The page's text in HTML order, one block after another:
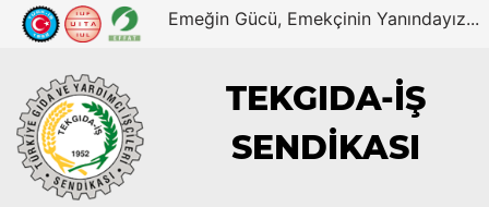
Emeğin Gücü, Emekçinin Yanındayız...
TEKGIDA-İŞ
SENDİKASI